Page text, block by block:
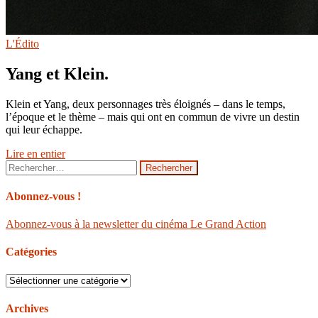
L'Édito
Yang et Klein.
Klein et Yang, deux personnages très éloignés – dans le temps,
l’époque et le thème – mais qui ont en commun de vivre un destin
qui leur échappe.
Lire en entier
Rechercher :
Abonnez-vous !
Abonnez-vous à la newsletter du cinéma Le Grand Action
Catégories
Catégories
Archives